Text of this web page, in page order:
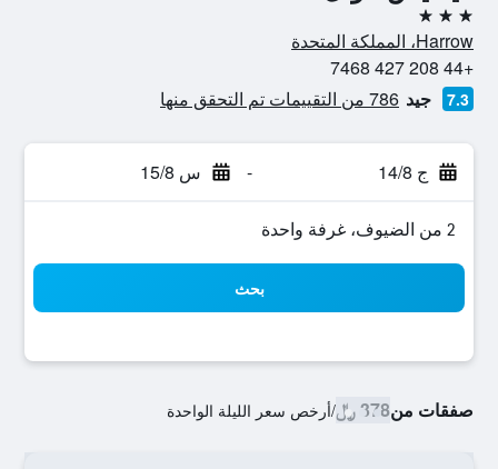
3 نجوم
Harrow، المملكة المتحدة
+44 208 427 7468
7.3 جيد 786 من التقييمات تم التحقق منها
ج 14/8 - س 15/8
2 من الضيوف، غرفة واحدة
بحث
صفقات من378 ﷼ /أرخص سعر الليلة الواحدة